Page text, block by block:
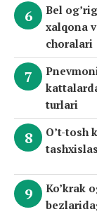
Bel
xalqona
choralari
turlari
O’t-tosh
Ko’krak